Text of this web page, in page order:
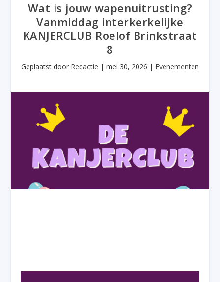
Wat is jouw wapenuitrusting?
Vanmiddag interkerkelijke
KANJERCLUB Roelof Brinkstraat
8
Geplaatst door Redactie | mei 30, 2026 | Evenementen